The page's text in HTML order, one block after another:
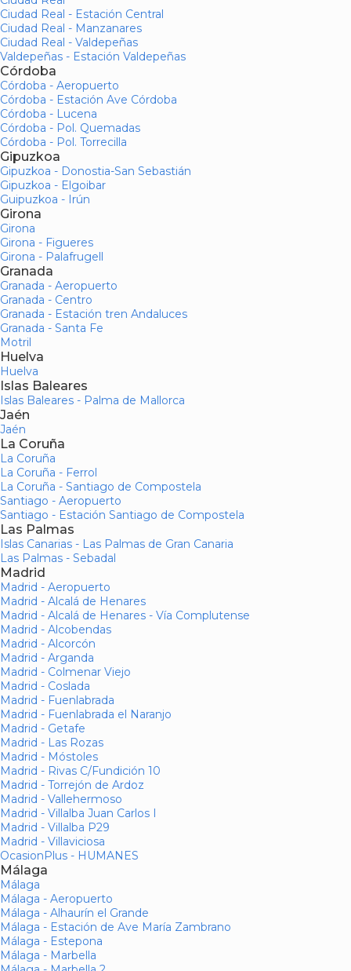
Ciudad Real - Estación Central
Ciudad Real - Manzanares
Ciudad Real - Valdepeñas
Valdepeñas - Estación Valdepeñas
Córdoba
Córdoba - Aeropuerto
Córdoba - Estación Ave Córdoba
Córdoba - Lucena
Córdoba - Pol. Quemadas
Córdoba - Pol. Torrecilla
Gipuzkoa
Gipuzkoa - Donostia-San Sebastián
Gipuzkoa - Elgoibar
Guipuzkoa - Irún
Girona
Girona
Girona - Figueres
Girona - Palafrugell
Granada
Granada - Aeropuerto
Granada - Centro
Granada - Estación tren Andaluces
Granada - Santa Fe
Motril
Huelva
Huelva
Islas Baleares
Islas Baleares - Palma de Mallorca
Jaén
Jaén
La Coruña
La Coruña
La Coruña - Ferrol
La Coruña - Santiago de Compostela
Santiago - Aeropuerto
Santiago - Estación Santiago de Compostela
Las Palmas
Islas Canarias - Las Palmas de Gran Canaria
Las Palmas - Sebadal
Madrid
Madrid - Aeropuerto
Madrid - Alcalá de Henares
Madrid - Alcalá de Henares - Vía Complutense
Madrid - Alcobendas
Madrid - Alcorcón
Madrid - Arganda
Madrid - Colmenar Viejo
Madrid - Coslada
Madrid - Fuenlabrada
Madrid - Fuenlabrada el Naranjo
Madrid - Getafe
Madrid - Las Rozas
Madrid - Móstoles
Madrid - Rivas C/Fundición 10
Madrid - Torrejón de Ardoz
Madrid - Vallehermoso
Madrid - Villalba Juan Carlos I
Madrid - Villalba P29
Madrid - Villaviciosa
OcasionPlus - HUMANES
Málaga
Málaga
Málaga - Aeropuerto
Málaga - Alhaurín el Grande
Málaga - Estación de Ave María Zambrano
Málaga - Estepona
Málaga - Marbella